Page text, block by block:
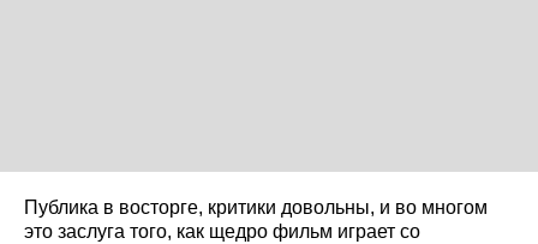
Публика в восторге, критики довольны, и во многом
это заслуга того, как щедро фильм играет со